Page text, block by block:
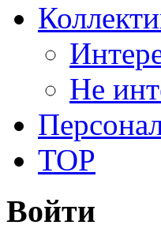
Не
TOP
Войти